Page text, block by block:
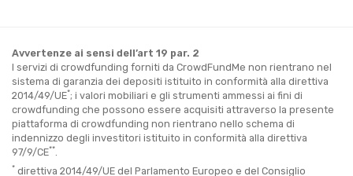
Avvertenze ai sensi dell’art 19 par. 2
I servizi di crowdfunding forniti da CrowdFundMe non rientrano nel
sistema di garanzia dei depositi istituito in conformità alla direttiva
2014/49/UE*; i valori mobiliari e gli strumenti ammessi ai fini di
crowdfunding che possono essere acquisiti attraverso la presente
piattaforma di crowdfunding non rientrano nello schema di
indennizzo degli investitori istituito in conformità alla direttiva
97/9/CE**
* direttiva 2014/49/UE del Parlamento Europeo e del Consiglio